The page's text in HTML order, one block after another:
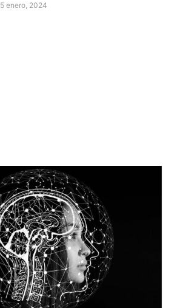
5 enero, 2024